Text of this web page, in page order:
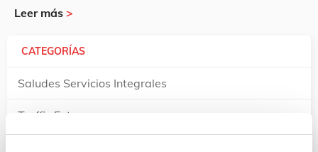
Leer más >
CATEGORÍAS
Saludes Servicios Integrales
Traffic Futura